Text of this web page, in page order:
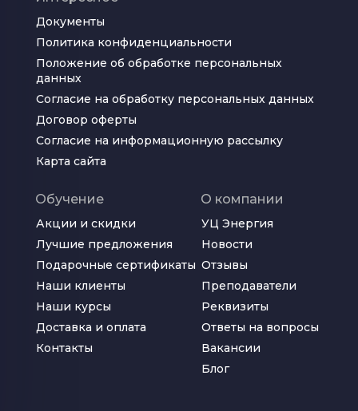
Документы
Политика конфиденциальности
Положение об обработке персональных
данных
Согласие на обработку персональных данных
Договор оферты
Согласие на информационную рассылку
Карта сайта
О компании
УЦ Энергия
Новости
Отзывы
Преподаватели
Реквизиты
Ответы на вопросы
Вакансии
Блог
Обучение
Акции и скидки
Лучшие предложения
Подарочные сертификаты
Наши клиенты
Наши курсы
Доставка и оплата
Контакты